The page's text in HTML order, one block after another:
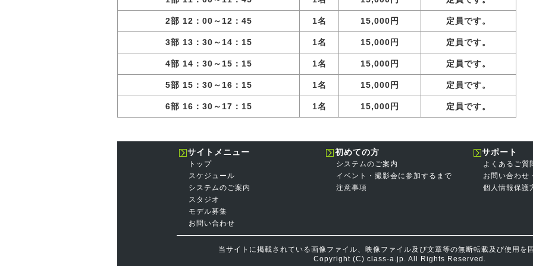
2部 12：00～12：45 1名 15,000円 定員です。
3部 13：30～14：15 1名 15,000円 定員です。
4部 14：30～15：15 1名 15,000円 定員です。
5部 15：30～16：15 1名 15,000円 定員です。
6部 16：30～17：15 1名 15,000円 定員です。
サイトメニュー
トップ
スケジュール
システムのご案内
スタジオ
モデル募集
お問い合わせ
初めての方
システムのご案内
イベント・撮影会に参加するまで
注意事項
サポート
よくあるご質
お問い合わせ
個人情報保護
当サイトに掲載されている画像ファイル、映像ファイル及び文章等の無断転載及び使用を
Copyright (C) class-a.jp. All Rights Reserved.